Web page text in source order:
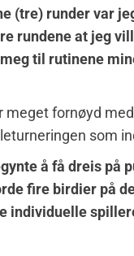
(tre) runder var
rundene at jeg
til rutinene
meget fornøyd
som
å få dreis på
fire birdier på
individuelle